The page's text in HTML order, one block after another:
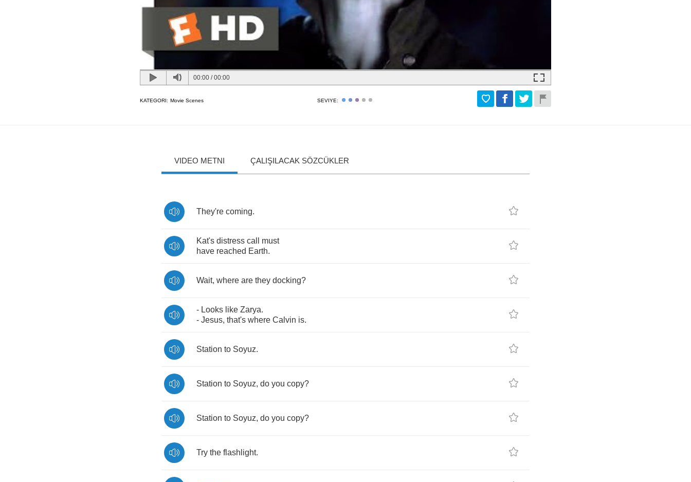
00:00 /00:00
KATEGORI: Movie Scenes SEVIYE:
VIDEO METNI ÇALIŞILACAK SÖZCÜKLER
They're coming.
Kat's distress call
must
have reached Earth.
Wait, where are they docking?
- Looks like Zarya.
- Jesus, that's where Calvin is.
Station to Soyuz.
Station to Soyuz, do you copy?
Station to Soyuz, do you copy?
Try the flashlight.